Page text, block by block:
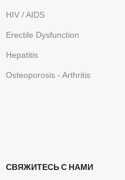
HIV / AIDS
Erectile Dysfunction
Hepatitis
Osteoporosis - Arthritis
СВЯЖИТЕСЬ С НАМИ